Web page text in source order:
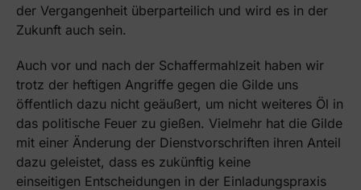
der Vergangenheit überparteilich und wird es in der
Zukunft auch sein.
Auch vor und nach der Schaffermahlzeit haben wir
trotz der heftigen Angriffe gegen die Gilde uns
öffentlich dazu nicht geäußert, um nicht weiteres Öl in
das politische Feuer zu gießen. Vielmehr hat die Gilde
mit einer Änderung der Dienstvorschriften ihren Anteil
dazu geleistet, dass es zukünftig keine
einseitigen Entscheidungen in der Einladungspraxis